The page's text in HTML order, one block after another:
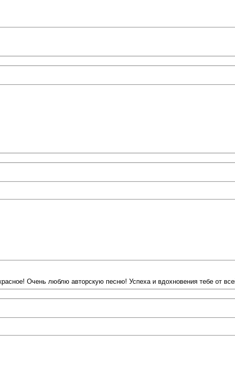
Очень люблю авторскую песню! Успеха и вдохновения тебе от